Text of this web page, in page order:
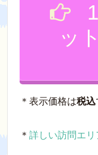
ッ
＊表示価格は税込
＊ 詳しい訪問エリ